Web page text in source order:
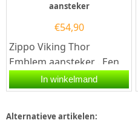
aansteker
€54,90
Zippo Viking Thor
Emblem aansteker . Een
Zippo aansteker is een
zeer kwalitatieve
In winkelmand
Alternatieve artikelen: